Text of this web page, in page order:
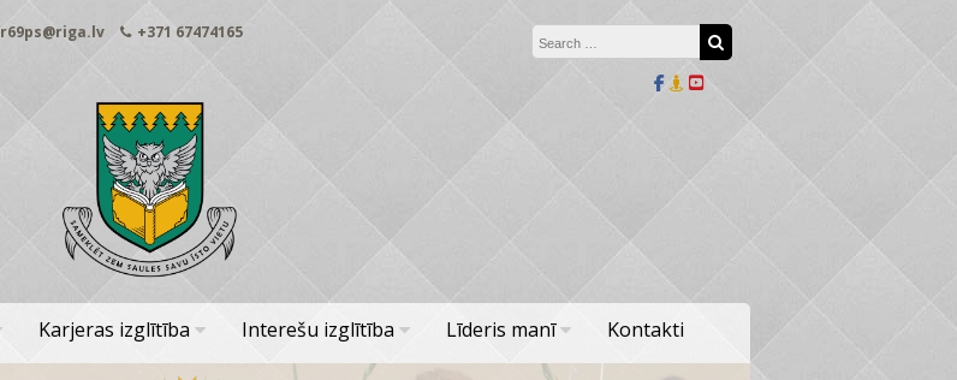
r69ps@riga.lv +371 67474165
Karjeras izglītība Interešu izglītība Līderis manī Kontakti